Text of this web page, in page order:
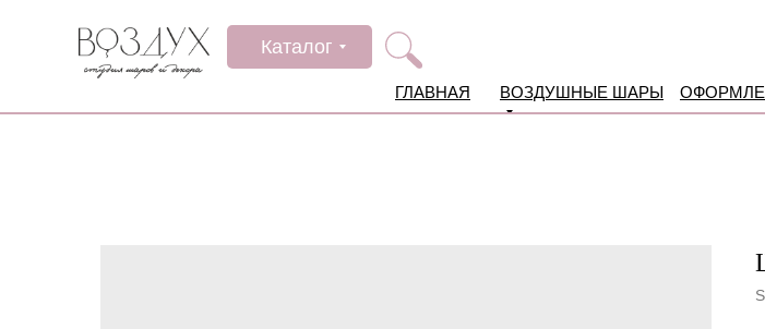
ВОЗДУШНЫЕ ШАРЫ
ГЛАВНАЯ
Каталог